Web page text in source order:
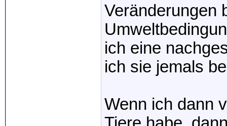
Veränderungen
ich eine
ich sie jemals
Wenn ich dann